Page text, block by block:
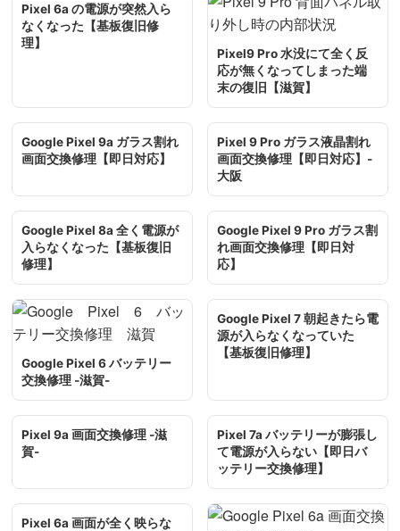
Pixel 6a の電源が突然入ら
なくなった【基板復旧修
理】
Pixel9 Pro 水没にて全く反
応が無くなってしまった端
末の復旧【滋賀】
Google Pixel 9a ガラス割れ
画面交換修理【即日対応】
Pixel 9 Pro ガラス液晶割れ
画面交換修理【即日対応】-
大阪
Google Pixel 8a 全く電源が
入らなくなった【基板復旧
修理】
Google Pixel 9 Pro ガラス割
れ画面交換修理【即日対
応】
Google Pixel 6 バッテリー
交換修理 -滋賀-
Google Pixel 7 朝起きたら電
源が入らなくなっていた
【基板復旧修理】
Pixel 9a 画面交換修理 -滋
賀-
Pixel 7a バッテリーが膨張し
て電源が入らない【即日バ
ッテリー交換修理】
Pixel 6a 画面が全く映らな